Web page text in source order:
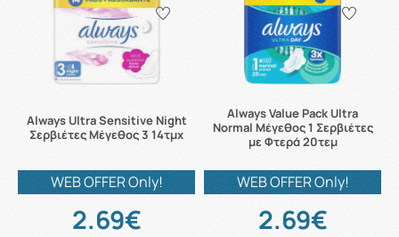
Always Ultra Sensitive Night
Σερβιέτες Μέγεθος 3 14τμχ
WEB OFFER Only!
2.69€
Always Value Pack Ultra
Normal Μέγεθος 1 Σερβιέτες
με Φτερά 20τεμ
WEB OFFER Only!
2.69€